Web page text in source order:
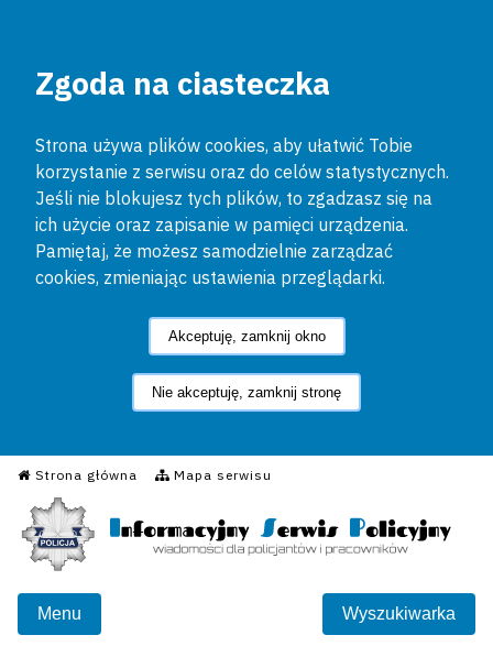
Zgoda na ciasteczka
Strona używa plików cookies, aby ułatwić Tobie
korzystanie z serwisu oraz do celów statystycznych.
Jeśli nie blokujesz tych plików, to zgadzasz się na
ich użycie oraz zapisanie w pamięci urządzenia.
Pamiętaj, że możesz samodzielnie zarządzać
cookies, zmieniając ustawienia przeglądarki.
Akceptuję, zamknij okno
Nie akceptuję, zamknij stronę
Strona główna Mapa serwisu
Informacyjny Serwis
Menu Wyszukiwarka